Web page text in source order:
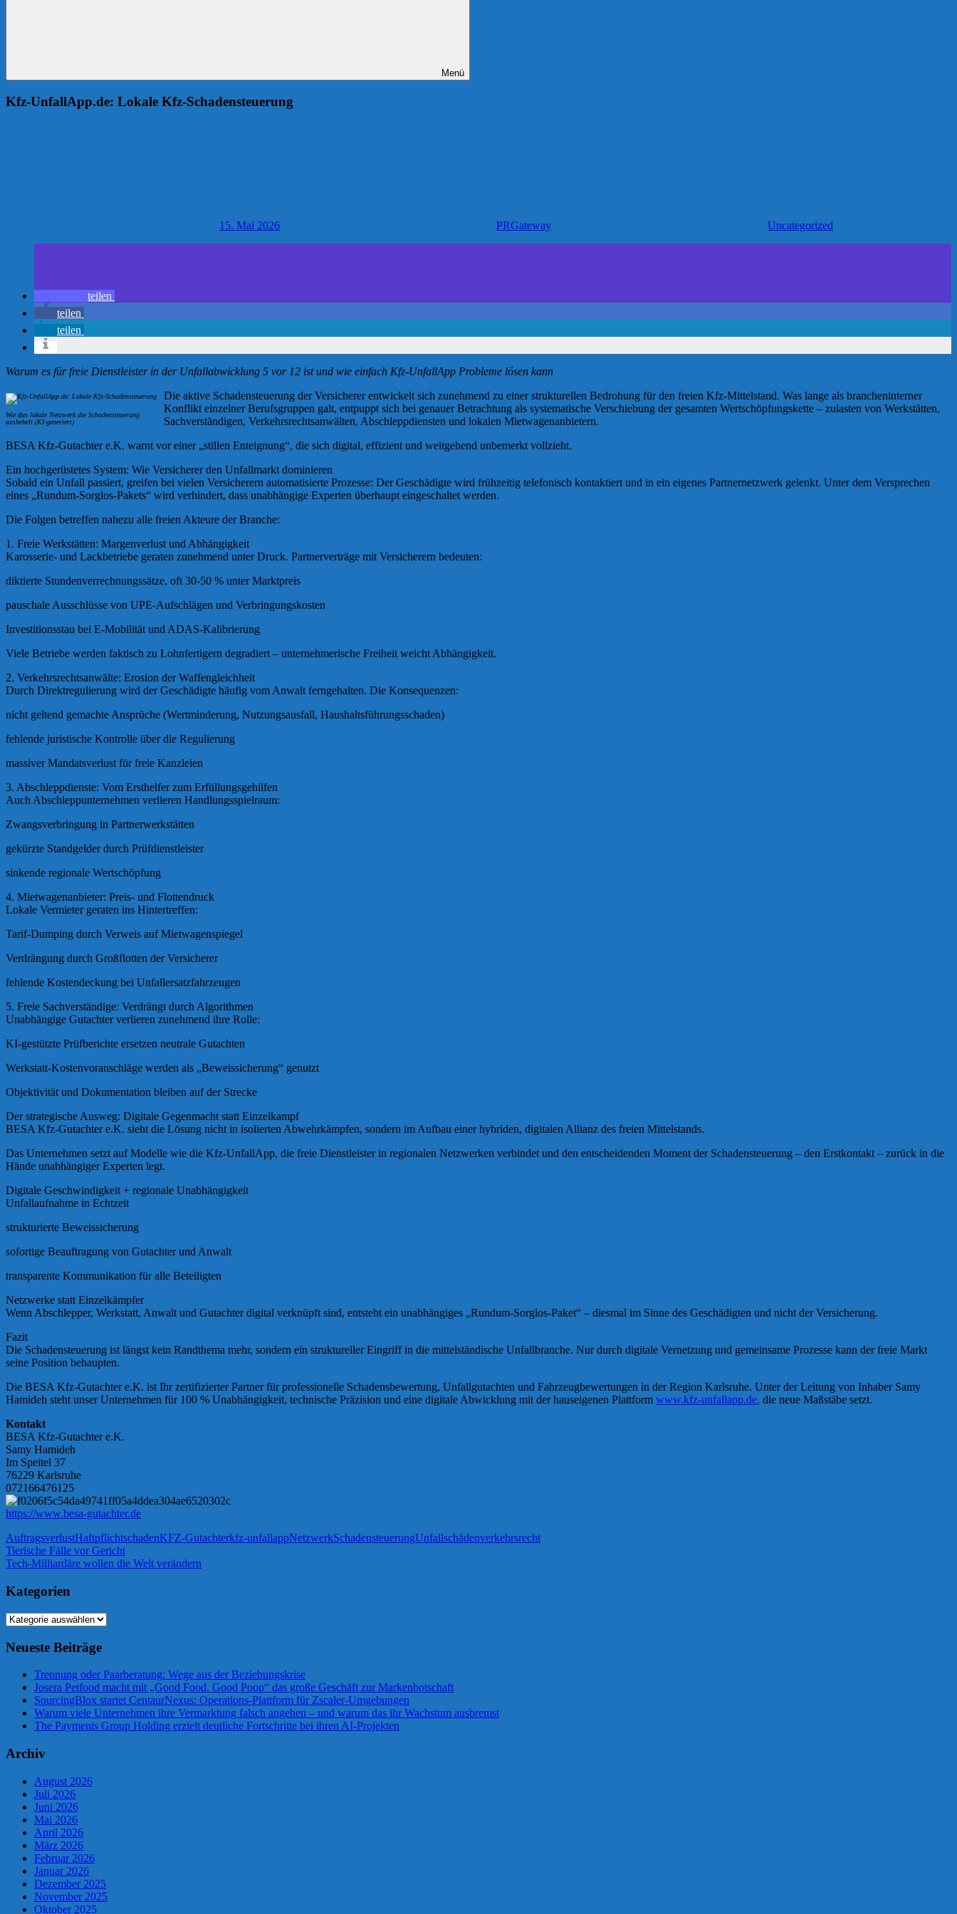
Menü
Kfz-UnfallApp.de: Lokale Kfz-Schadensteuerung
15. Mai 2026 PRGateway Uncategorized
teilen
teilen
teilen
Warum es für freie Dienstleister in der Unfallabwicklung 5 vor 12 ist und wie einfach Kfz-UnfallApp Probleme lösen kann
Wie das lokale Netzwerk die Schadensteuerung
aushebelt (KI-generiert)
Die aktive Schadensteuerung der Versicherer entwickelt sich zunehmend zu einer strukturellen Bedrohung für den freien Kfz-Mittelstand. Was lange als brancheninterner
Konflikt einzelner Berufsgruppen galt, entpuppt sich bei genauer Betrachtung als systematische Verschiebung der gesamten Wertschöpfungskette – zulasten von Werkstätten,
Sachverständigen, Verkehrsrechtsanwälten, Abschleppdiensten und lokalen Mietwagenanbietern.
BESA Kfz-Gutachter e.K. warnt vor einer „stillen Enteignung“, die sich digital, effizient und weitgehend unbemerkt vollzieht.
Ein hochgerüstetes System: Wie Versicherer den Unfallmarkt dominieren
Sobald ein Unfall passiert, greifen bei vielen Versicherern automatisierte Prozesse: Der Geschädigte wird frühzeitig telefonisch kontaktiert und in ein eigenes Partnernetzwerk gelenkt. Unter dem Versprechen
eines „Rundum-Sorglos-Pakets“ wird verhindert, dass unabhängige Experten überhaupt eingeschaltet werden.
Die Folgen betreffen nahezu alle freien Akteure der Branche:
1. Freie Werkstätten: Margenverlust und Abhängigkeit
Karosserie- und Lackbetriebe geraten zunehmend unter Druck. Partnerverträge mit Versicherern bedeuten:
diktierte Stundenverrechnungssätze, oft 30-50 % unter Marktpreis
pauschale Ausschlüsse von UPE-Aufschlägen und Verbringungskosten
Investitionsstau bei E-Mobilität und ADAS-Kalibrierung
Viele Betriebe werden faktisch zu Lohnfertigern degradiert – unternehmerische Freiheit weicht Abhängigkeit.
2. Verkehrsrechtsanwälte: Erosion der Waffengleichheit
Durch Direktregulierung wird der Geschädigte häufig vom Anwalt ferngehalten. Die Konsequenzen:
nicht geltend gemachte Ansprüche (Wertminderung, Nutzungsausfall, Haushaltsführungsschaden)
fehlende juristische Kontrolle über die Regulierung
massiver Mandatsverlust für freie Kanzleien
3. Abschleppdienste: Vom Ersthelfer zum Erfüllungsgehilfen
Auch Abschleppunternehmen verlieren Handlungsspielraum:
Zwangsverbringung in Partnerwerkstätten
gekürzte Standgelder durch Prüfdienstleister
sinkende regionale Wertschöpfung
4. Mietwagenanbieter: Preis- und Flottendruck
Lokale Vermieter geraten ins Hintertreffen:
Tarif-Dumping durch Verweis auf Mietwagenspiegel
Verdrängung durch Großflotten der Versicherer
fehlende Kostendeckung bei Unfallersatzfahrzeugen
5. Freie Sachverständige: Verdrängt durch Algorithmen
Unabhängige Gutachter verlieren zunehmend ihre Rolle:
KI-gestützte Prüfberichte ersetzen neutrale Gutachten
Werkstatt-Kostenvoranschläge werden als „Beweissicherung“ genutzt
Objektivität und Dokumentation bleiben auf der Strecke
Der strategische Ausweg: Digitale Gegenmacht statt Einzelkampf
BESA Kfz-Gutachter e.K. sieht die Lösung nicht in isolierten Abwehrkämpfen, sondern im Aufbau einer hybriden, digitalen Allianz des freien Mittelstands.
Das Unternehmen setzt auf Modelle wie die Kfz-UnfallApp, die freie Dienstleister in regionalen Netzwerken verbindet und den entscheidenden Moment der Schadensteuerung – den Erstkontakt – zurück in die
Hände unabhängiger Experten legt.
Digitale Geschwindigkeit + regionale Unabhängigkeit
Unfallaufnahme in Echtzeit
strukturierte Beweissicherung
sofortige Beauftragung von Gutachter und Anwalt
transparente Kommunikation für alle Beteiligten
Netzwerke statt Einzelkämpfer
Wenn Abschlepper, Werkstatt, Anwalt und Gutachter digital verknüpft sind, entsteht ein unabhängiges „Rundum-Sorglos-Paket“ – diesmal im Sinne des Geschädigten und nicht der Versicherung.
Fazit
Die Schadensteuerung ist längst kein Randthema mehr, sondern ein struktureller Eingriff in die mittelständische Unfallbranche. Nur durch digitale Vernetzung und gemeinsame Prozesse kann der freie Markt
seine Position behaupten.
Die BESA Kfz-Gutachter e.K. ist Ihr zertifizierter Partner für professionelle Schadensbewertung, Unfallgutachten und Fahrzeugbewertungen in der Region Karlsruhe. Unter der Leitung von Inhaber Samy
Hamideh steht unser Unternehmen für 100 % Unabhängigkeit, technische Präzision und eine digitale Abwicklung mit der hauseigenen Plattform www.kfz-unfallapp.de, die neue Maßstäbe setzt.
Kontakt
BESA Kfz-Gutachter e.K.
Samy Hamideh
Im Speitel 37
76229 Karlsruhe
072166476125
https://www.besa-gutachter.de
AuftragsverlustHaftpflichtschadenKFZ-Gutachterkfz-unfallappNetzwerkSchadensteuerungUnfallschädenverkehrsrecht
Beitragsnavigation
Vorheriger
Beitrag:
Tierische Fälle vor Gericht
Nächster
Tech-Milliardäre wollen die Welt verändern
Kategorien
Kategorien
Neueste Beiträge
Trennung oder Paarberatung: Wege aus der Beziehungskrise
Josera Petfood macht mit „Good Food. Good Poop“ das große Geschäft zur Markenbotschaft
SourcingBlox startet CentaurNexus: Operations-Plattform für Zscaler-Umgebungen
Warum viele Unternehmen ihre Vermarktung falsch angehen – und warum das ihr Wachstum ausbremst
The Payments Group Holding erzielt deutliche Fortschritte bei ihren AI-Projekten
Archiv
August 2026
Juli 2026
Juni 2026
Mai 2026
April 2026
März 2026
Februar 2026
Januar 2026
Dezember 2025
November 2025
Oktober 2025